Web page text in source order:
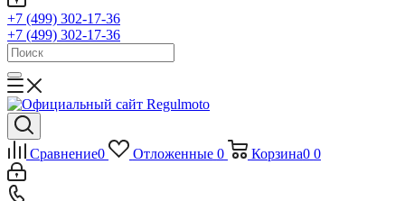
+7 (499) 302-17-36
+7 (499) 302-17-36
Сравнение0 Отложенные 0 Корзина0 0